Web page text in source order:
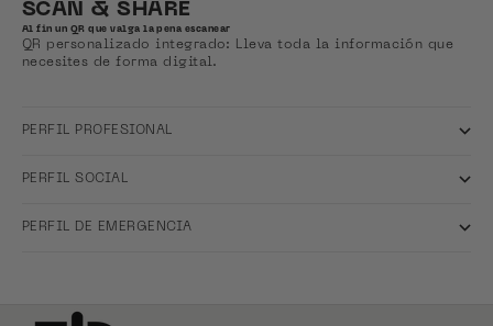
SCAN & SHARE
Al fin un QR que valga la pena escanear
QR personalizado integrado: Lleva toda la información que
necesites de forma digital.
PERFIL PROFESIONAL
PERFIL SOCIAL
PERFIL DE EMERGENCIA